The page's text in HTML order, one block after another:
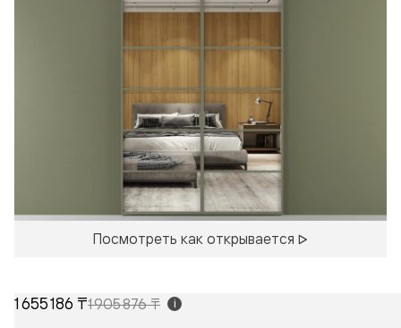
Посмотреть как открывается
1 655 186 ₸1 905 876 ₸ i